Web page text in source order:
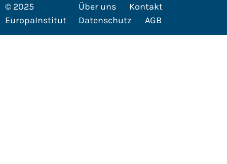
© 2025
EuropaInstitut
Über uns
Kontakt
Datenschutz
AGB